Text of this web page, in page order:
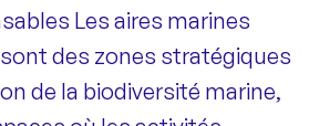
Les aires marines
des zones stratégiques
de la biodiversité marine,